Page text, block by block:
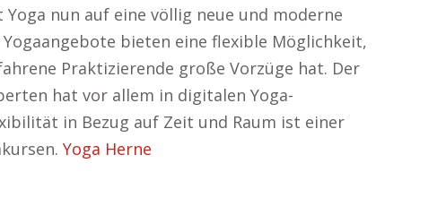
nun auf eine völlig neue und moderne
bieten eine flexible Möglichkeit,
Praktizierende große Vorzüge hat. Der
hat vor allem in digitalen Yoga-
in Bezug auf Zeit und Raum ist einer
Yoga Herne